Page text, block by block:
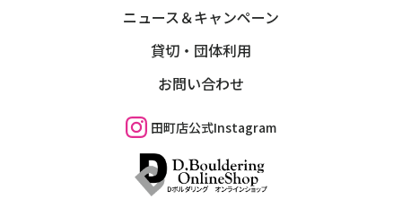
ニュース＆キャンペーン
貸切・団体利用
お問い合わせ
田町店公式Instagram